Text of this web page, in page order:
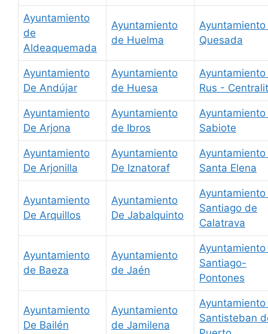
Ayuntamiento
de
Aldeaquemada
Ayuntamiento
de Huelma
Quesada
Ayuntamiento
De Andújar
Ayuntamiento
de Huesa
Ayuntamiento
Rus -
Ayuntamiento
De Arjona
Ayuntamiento
de Ibros
Sabiote
Ayuntamiento
De Arjonilla
Ayuntamiento
De Iznatoraf
Santa Elena
Ayuntamiento
De Arquillos
Ayuntamiento
De Jabalquinto
Santiago de
Calatrava
Ayuntamiento
de Baeza
Ayuntamiento
de Jaén
Santiago-
Pontones
Ayuntamiento
De Bailén
Ayuntamiento
de Jamilena
Santisteban